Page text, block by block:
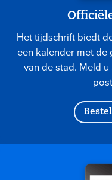
Het tijdschrift biedt
een kalender met de
van de stad. Meld